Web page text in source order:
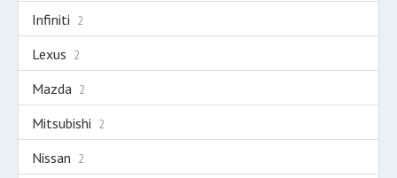
Infiniti 2
Lexus 2
Mazda 2
Mitsubishi 2
Nissan 2